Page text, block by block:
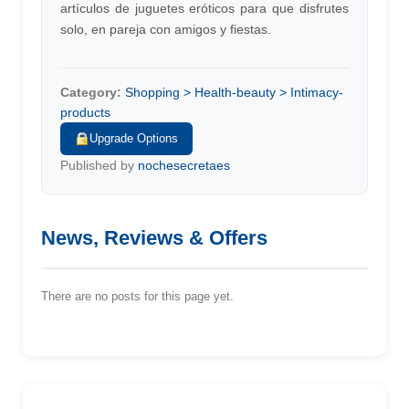
artículos de juguetes eróticos para que disfrutes
solo, en pareja con amigos y fiestas.
Category: Shopping > Health-beauty > Intimacy-
products
Upgrade Options
Published by nochesecretaes
News, Reviews & Offers
There are no posts for this page yet.